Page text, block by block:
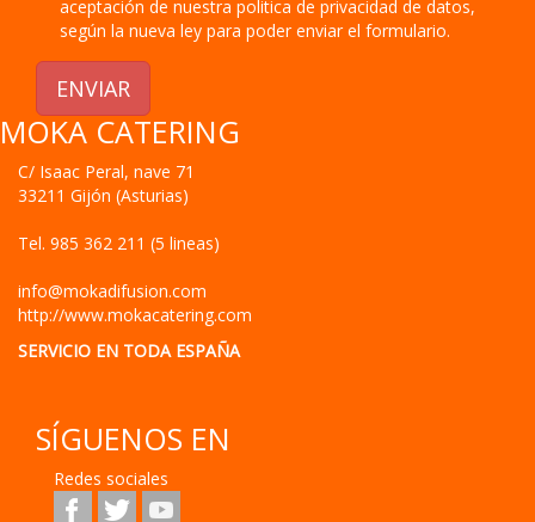
aceptación de nuestra politica de privacidad de datos,
según la nueva ley para poder enviar el formulario.
ENVIAR
MOKA CATERING
C/ Isaac Peral, nave 71
33211 Gijón (Asturias)
Tel. 985 362 211 (5 lineas)
info@mokadifusion.com
http://www.mokacatering.com
SERVICIO EN TODA ESPAÑA
SÍGUENOS EN
Redes sociales